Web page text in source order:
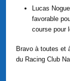
Lucas
favorable
course pour
Bravo à toutes et
du Racing Club